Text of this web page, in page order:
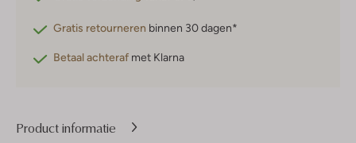
Gratis retourneren binnen 30 dagen*
Betaal achteraf met Klarna
Product informatie